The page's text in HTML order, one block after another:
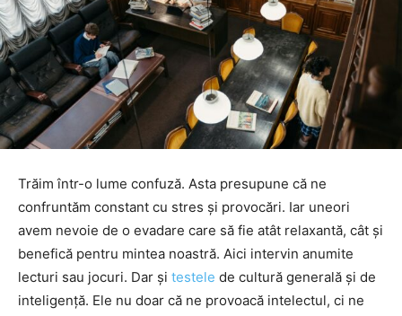
Trăim într-o lume confuză. Asta presupune că ne
confruntăm constant cu stres și provocări. Iar uneori
avem nevoie de o evadare care să fie atât relaxantă, cât și
benefică pentru mintea noastră. Aici intervin anumite
lecturi sau jocuri. Dar și testele de cultură generală și de
inteligență. Ele nu doar că ne provoacă intelectul, ci ne